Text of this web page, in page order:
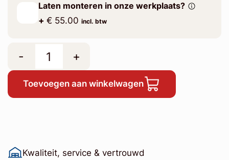
Laten monteren in onze werkplaats?
+ € 55.00 incl. btw
- +
Toevoegen aan winkelwagen
Kwaliteit, service & vertrouwd